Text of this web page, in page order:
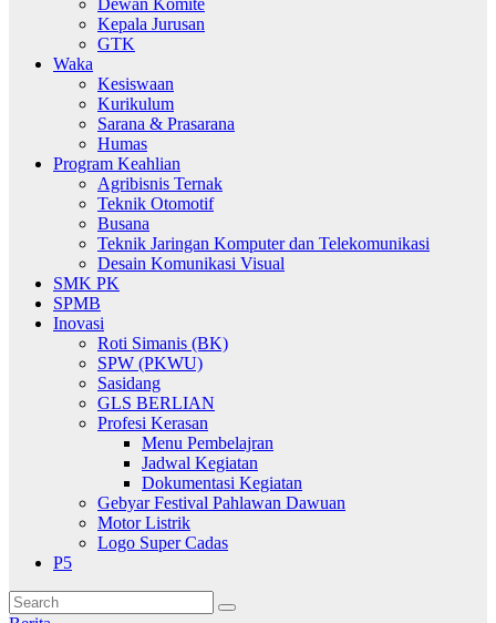
Dewan Komite
Kepala Jurusan
GTK
Waka
Kesiswaan
Kurikulum
Sarana & Prasarana
Humas
Program Keahlian
Agribisnis Ternak
Teknik Otomotif
Busana
Teknik Jaringan Komputer dan Telekomunikasi
Desain Komunikasi Visual
SMK PK
SPMB
Inovasi
Roti Simanis (BK)
SPW (PKWU)
Sasidang
GLS BERLIAN
Profesi Kerasan
Menu Pembelajran
Jadwal Kegiatan
Dokumentasi Kegiatan
Gebyar Festival Pahlawan Dawuan
Motor Listrik
Logo Super Cadas
P5